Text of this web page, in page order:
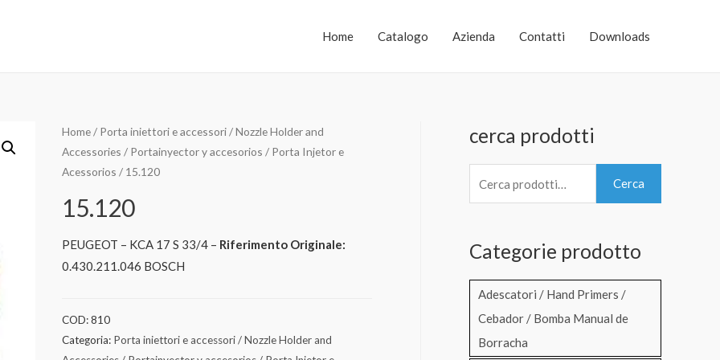
Home Catalogo Azienda Contatti Downloads
Home/ Porta iniettori e accessori / Nozzle Holder and
Accessories / Portainyector y accesorios / Porta Injetor e
Acessorios / 15.120
15.120
PEUGEOT – KCA 17 S 33/4 – Riferimento Originale:
0.430.211.046 BOSCH
COD:810
Categoria: Porta iniettori e accessori / Nozzle Holder and
cerca prodotti
e
c
Cerca
Categorie prodotto
Adescatori / Hand Primers /
Cebador / Bomba Manual de
Borracha